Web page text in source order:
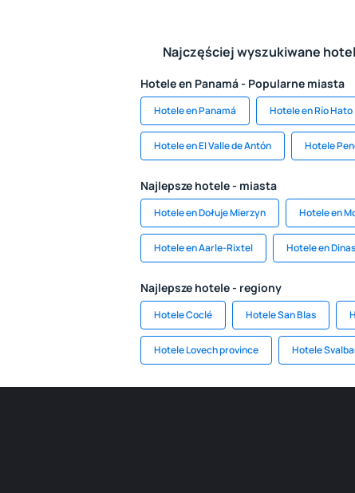
Najczęściej wyszukiwane
Hotele en Panamá - Popularne miasta
Hotele en Panamá Hotele en Río Hato
Hotele en El Valle de Antón Hotele
Najlepsze hotele - miasta
Hotele en Dołuje Mierzyn Hotele en
Hotele en Aarle-Rixtel Hotele en
Najlepsze hotele - regiony
Hotele Coclé Hotele San Blas
Hotele Lovech province Hotele